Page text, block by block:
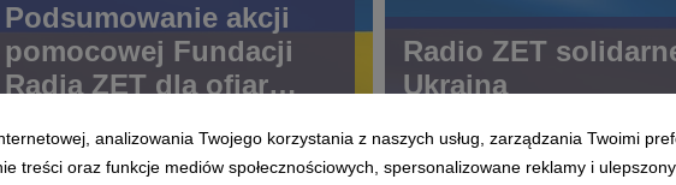
Podsumowanie akcji
pomocowej Fundacji
Radia ZET dla ofiar
Radio ZET
Ukrainą
analizowania Twojego korzystania z naszych usług, zarządzania Twoimi
treści oraz funkcje mediów społecznościowych, spersonalizowane reklamy i